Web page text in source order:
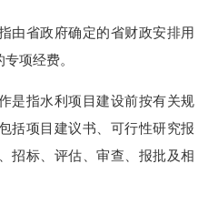
由省政府确定的省财政安排用
项经费。
是指水利项目建设前按有关规
括项目 建议书 、可行性研究报
招标、评估、审查、报批及相